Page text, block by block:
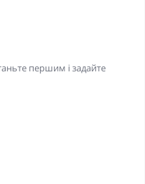
першим і задайте